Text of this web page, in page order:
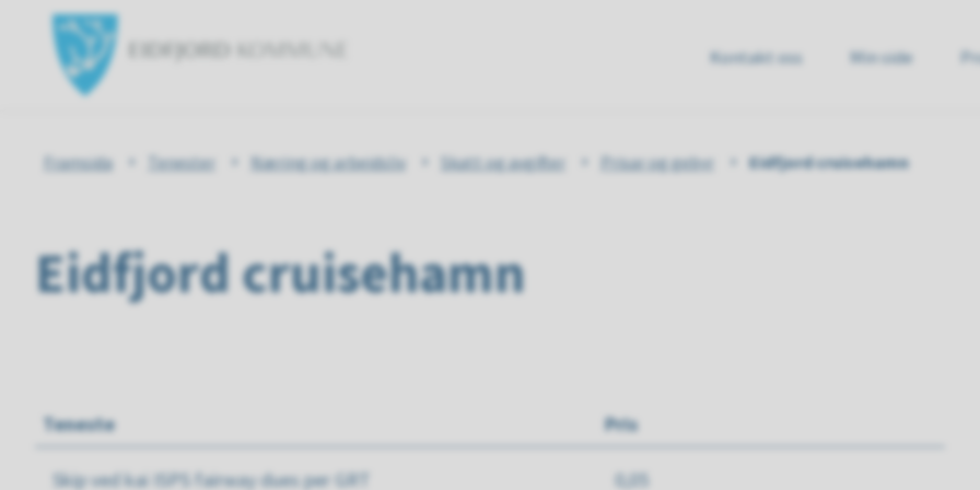
Kontakt oss Min side
Du
her:
Framsida Tenester Næring og arbeidsliv Skatt og avgifter Prisar og gebyr Eidfjord cruisehamn
Eidfjord cruisehamn
Teneste Pris
Skip ved kai ISPS fairway dues per GRT 0,05